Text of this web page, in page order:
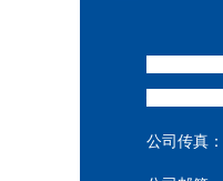
公司传真：